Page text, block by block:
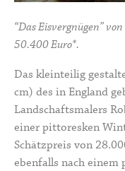
“Das Eisvergnügen”
50.400 Euro*.
Das kleinteilig
cm) des in England
Landschaftsmalers
einer pittoresken
Schätzpreis von
ebenfalls nach einem